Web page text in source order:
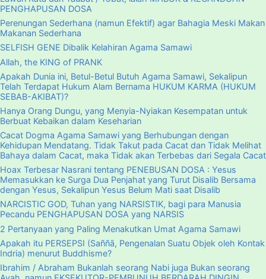
PENGHAPUSAN DOSA
Perenungan Sederhana (namun Efektif) agar Bahagia Meski Makan
Makanan Sederhana
SELFISH GENE Dibalik Kelahiran Agama Samawi
Allah, the KING of PRANK
Apakah Dunia ini, Betul-Betul Butuh Agama Samawi, Sekalipun
Telah Terdapat Hukum Alam Bernama HUKUM KARMA (HUKUM
SEBAB-AKIBAT)?
Hanya Orang Dungu, yang Menyia-Nyiakan Kesempatan untuk
Berbuat Kebaikan dalam Keseharian
Cacat Dogma Agama Samawi yang Berhubungan dengan
Kehidupan Mendatang. Tidak Takut pada Cacat dan Tidak Melihat
Bahaya dalam Cacat, maka Tidak akan Terbebas dari Segala Cacat
Hoax Terbesar Nasrani tentang PENEBUSAN DOSA : Yesus
Memasukkan ke Surga Dua Penjahat yang Turut Disalib Bersama
dengan Yesus, Sekalipun Yesus Belum Mati saat Disalib
NARCISTIC GOD, Tuhan yang NARSISTIK, bagi para Manusia
Pecandu PENGHAPUSAN DOSA yang NARSIS
2 Pertanyaan yang Paling Menakutkan Umat Agama Samawi
Apakah itu PERSEPSI (Saññā, Pengenalan Suatu Objek oleh Kontak
Indria) menurut Buddhisme?
Ibrahim / Abraham Bukanlah seorang Nabi juga Bukan seorang